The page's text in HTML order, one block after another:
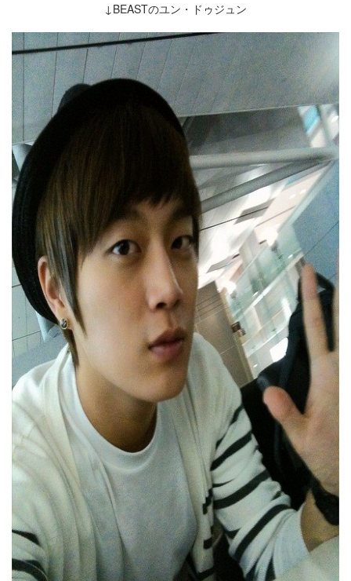
↓BEASTのユン・ドゥジュン